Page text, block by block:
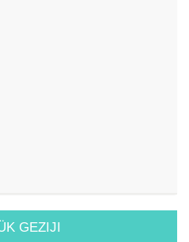
GEZIJI